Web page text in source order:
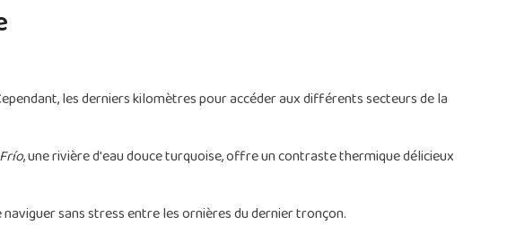
les derniers kilomètres pour accéder aux différents secteurs de la
, une rivière d'eau douce turquoise, offre un contraste thermique délicieux
naviguer sans stress entre les ornières du dernier tronçon.